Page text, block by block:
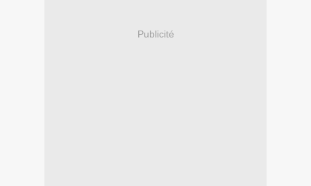
Publicité